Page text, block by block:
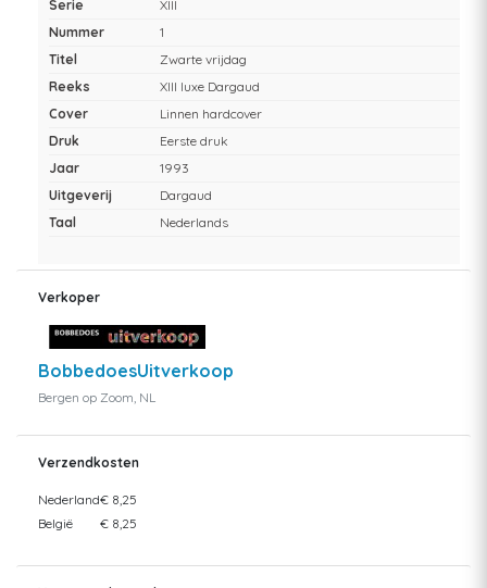
Serie
XIII
Nummer
1
Titel
Zwarte vrijdag
Reeks
XIII luxe Dargaud
Cover
Linnen hardcover
Druk
Eerste druk
Jaar
1993
Uitgeverij
Dargaud
Taal
Nederlands
Verkoper
BobbedoesUitverkoop
Bergen op Zoom, NL
Verzendkosten
Nederland€ 8,25
België
€ 8,25